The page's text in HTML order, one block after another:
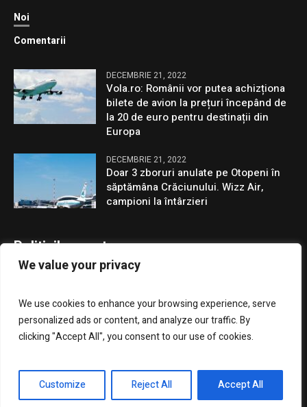
We value your privacy
We use cookies to enhance your browsing experience, serve
personalized ads or content, and analyze our traffic. By
clicking "Accept All", you consent to our use of cookies.
Customize Reject All Accept All
Noi
Comentarii
DECEMBRIE 21, 2022
Vola.ro: Românii vor putea achizționa
bilete de avion la prețuri începând de
la 20 de euro pentru destinații din
Europa
DECEMBRIE 21, 2022
Doar 3 zboruri anulate pe Otopeni în
săptămâna Crăciunului. Wizz Air,
campioni la întârzieri
Politicile noastre
GDPR
Presa Clujenilor © 2023 / Toate drepturile rezervate